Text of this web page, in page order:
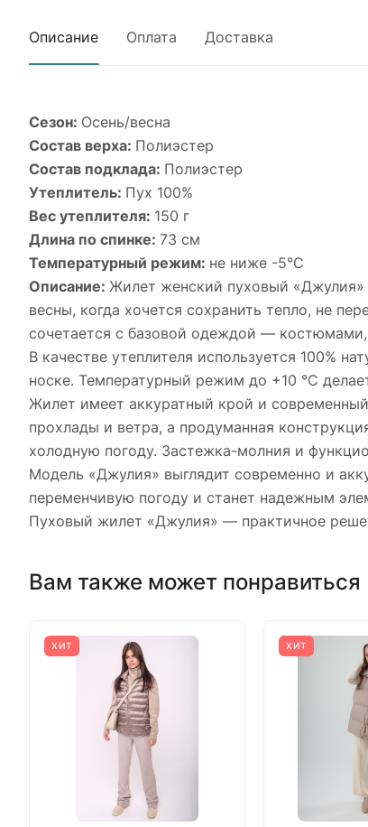
Описание Оплата Доставка
Сезон: Осень/весна
Состав верха: Полиэстер
Состав подклада: Полиэстер
Утеплитель: Пух 100%
Вес утеплителя: 150 г
Длина по спинке: 73 см
Температурный режим: не ниже -5°С
Описание: Жилет женский пуховый «Джулия»
весны, когда хочется сохранить тепло, не
сочетается с базовой одеждой —
В качестве утеплителя используется 100%
носке. Температурный режим до +10 °C
Жилет имеет аккуратный крой и
прохлады и ветра, а продуманная
холодную погоду. Застежка-молния и
Модель «Джулия» выглядит современно и
переменчивую погоду и станет надежным
Пуховый жилет «Джулия» — практичное
Вам также может понравиться
ХИТ ХИТ